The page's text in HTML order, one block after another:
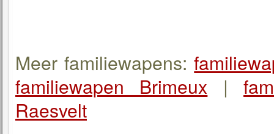
Meer familiewapens:
familiewapen Brimeux |
Raesvelt